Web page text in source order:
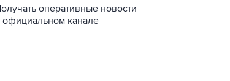
оперативные новости
официальном канале